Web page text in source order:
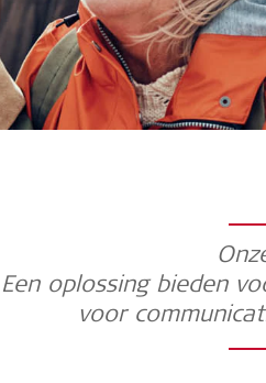
Een oplossing bieden
voor